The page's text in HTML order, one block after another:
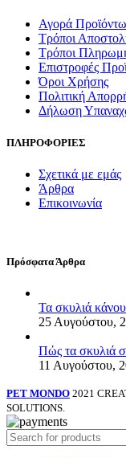
Αγορά
Τρόποι
Τρόποι
Επιστροφές
Όροι Χρήσης
Πολιτική
Δήλωση
ΠΛΗΡΟΦΟΡΙΕΣ
Σχετικά με εμάς
Άρθρα
Επικοινωνία
Πρόσφατα Άρθρα
Τα σκυλιά
25 Αυγούστου,
Πώς τα σκυλιά
11 Αυγούστου,
PET MONDO 2021
SOLUTIONS.